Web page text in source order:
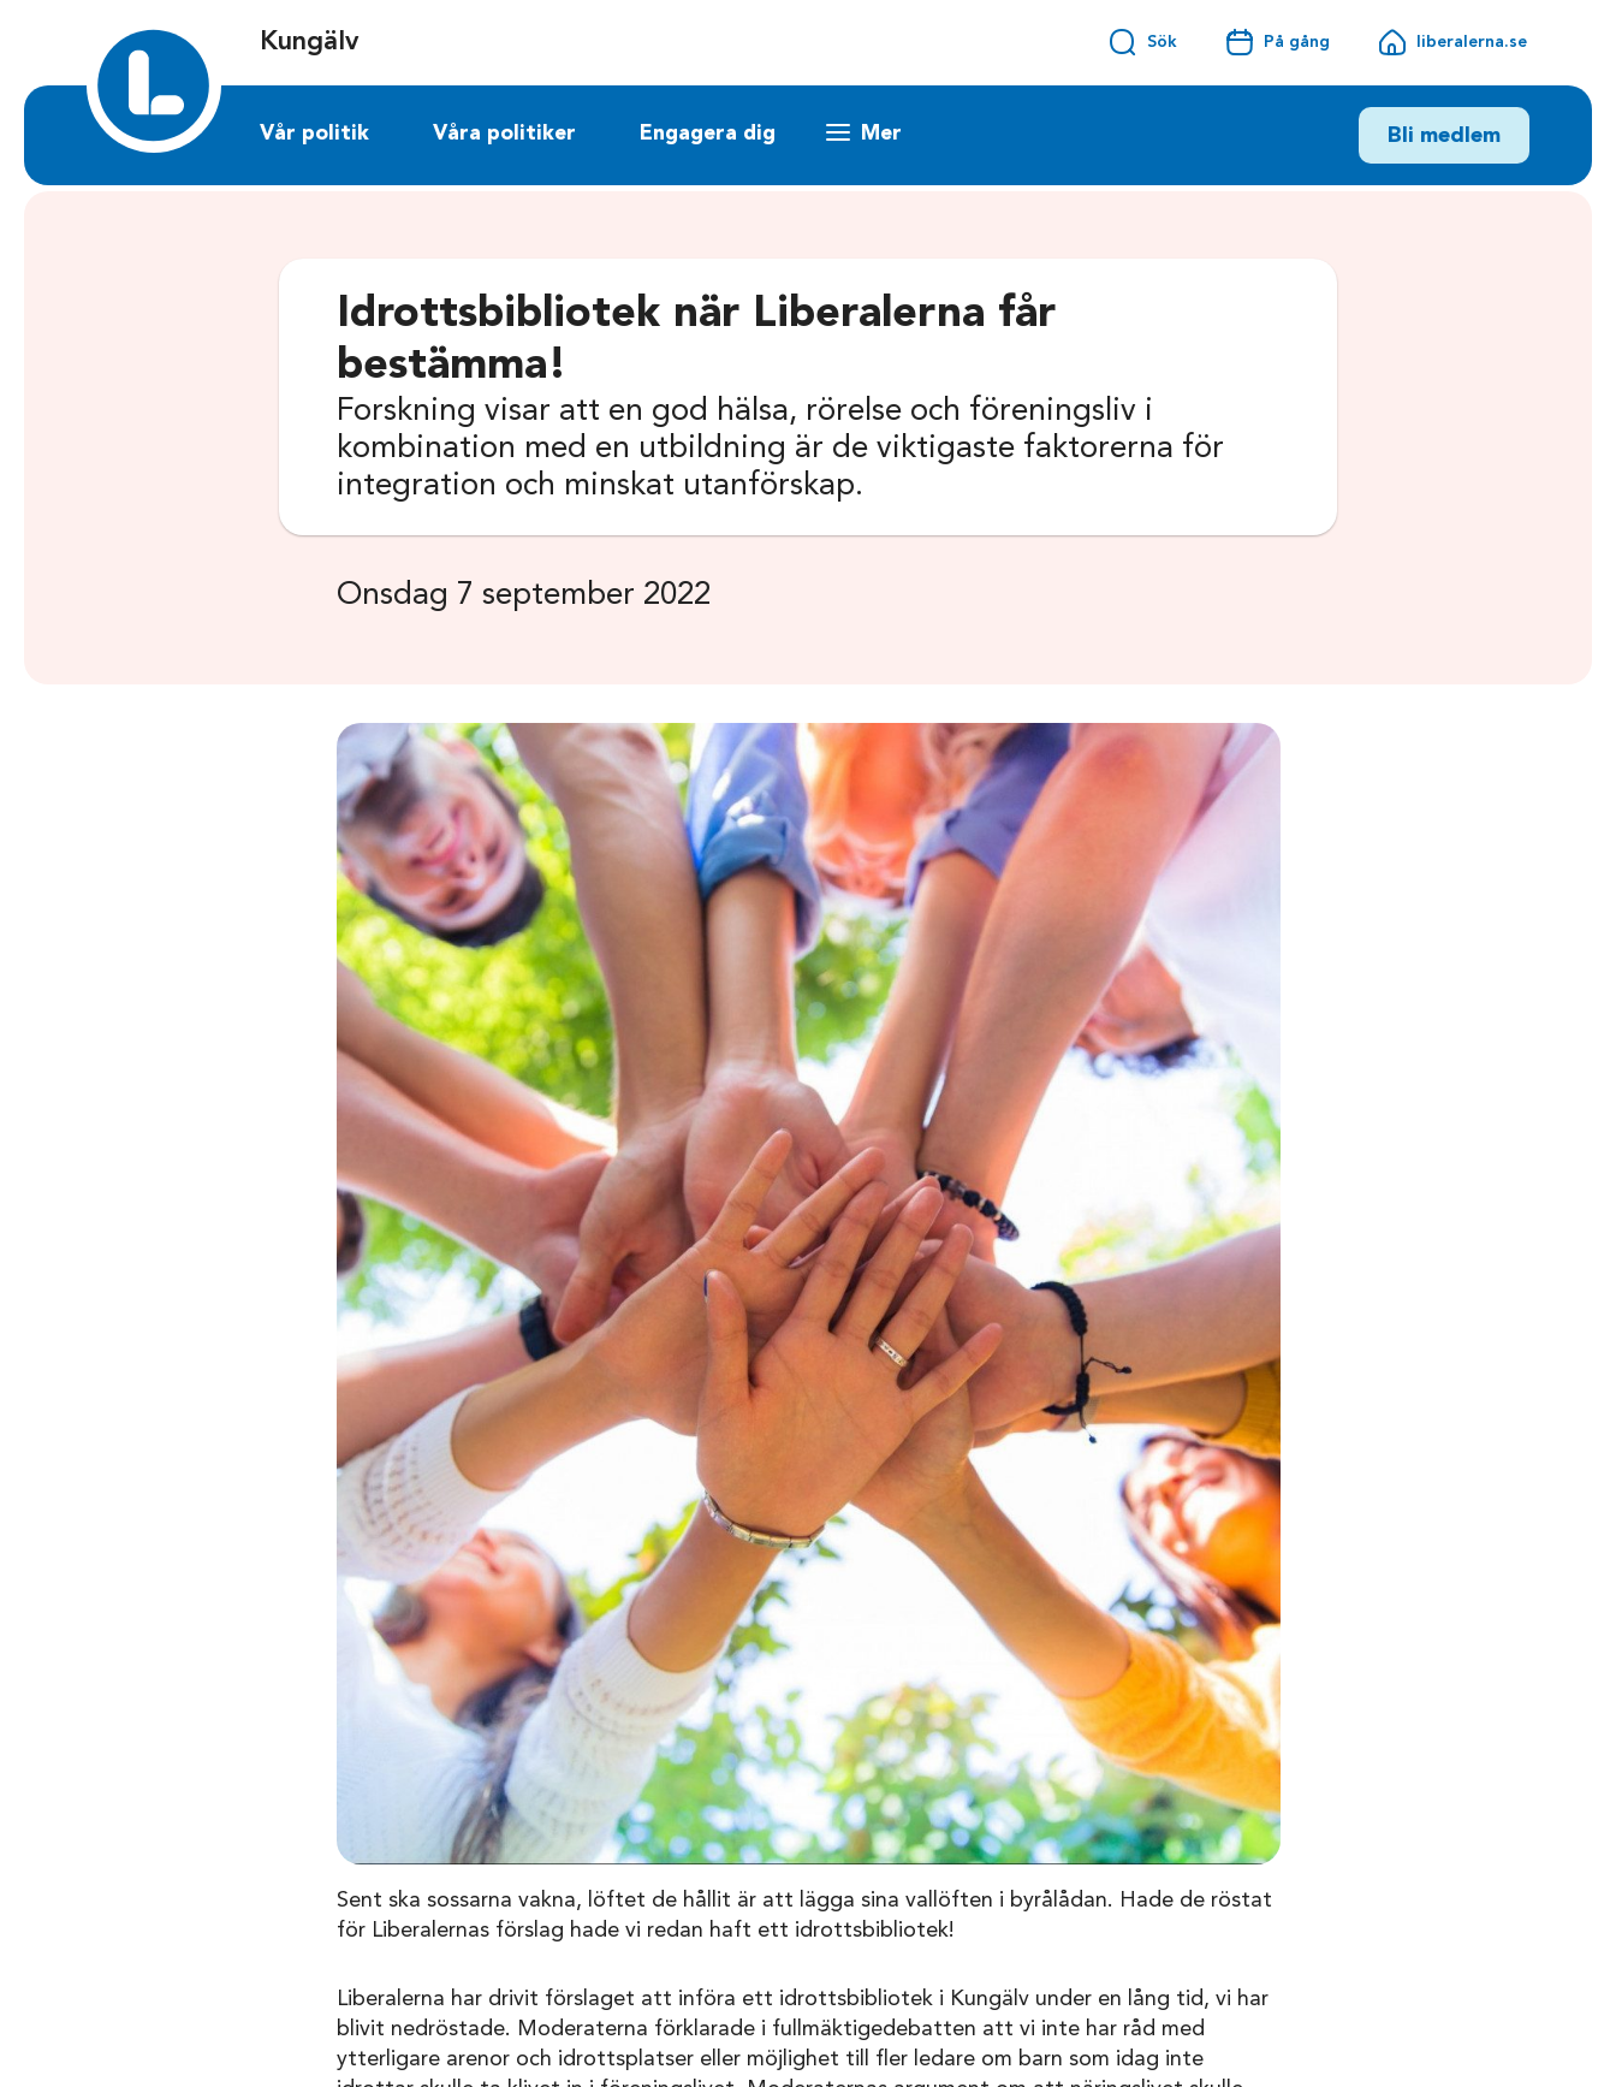
Kungälv Sök På gång liberalerna.se
Vår politik Våra politiker Engagera dig Mer Bli medlem
Idrottsbibliotek när Liberalerna får
bestämma!
Forskning visar att en god hälsa, rörelse och föreningsliv i
kombination med en utbildning är de viktigaste faktorerna för
integration och minskat utanförskap.
Onsdag 7 september 2022
Sent ska sossarna vakna, löftet de hållit är att lägga sina vallöften i byrålådan. Hade de röstat
för Liberalernas förslag hade vi redan haft ett idrottsbibliotek!
Liberalerna har drivit förslaget att införa ett idrottsbibliotek i Kungälv under en lång tid, vi har
blivit nedröstade. Moderaterna förklarade i fullmäktigedebatten att vi inte har råd med
ytterligare arenor och idrottsplatser eller möjlighet till fler ledare om barn som idag inte